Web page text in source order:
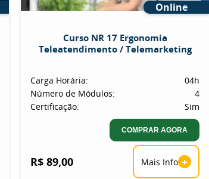
Online
Curso NR 17 Ergonomia
Teleatendimento / Telemarketing
Carga Horária:
04h
Número de Módulos:
4
Certificação:
Sim
COMPRAR AGORA
R$ 89,00 Mais Info +